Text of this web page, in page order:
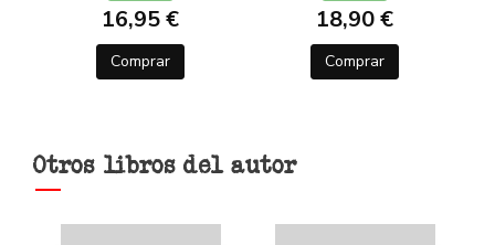
16,95 €
Comprar
18,90 €
Comprar
Otros libros del autor